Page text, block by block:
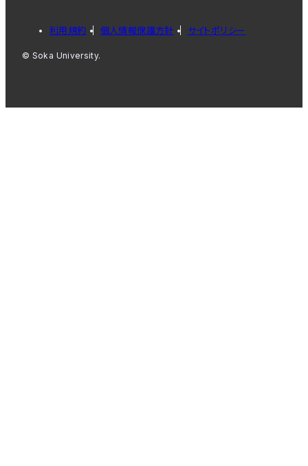
利用規約 個人情報保護方針 サイトポリシー
© Soka University.